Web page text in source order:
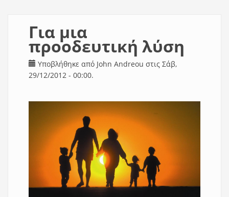
Για μια
προοδευτική λύση
Υποβλήθηκε από John Andreou στις Σάβ,
29/12/2012 - 00:00.